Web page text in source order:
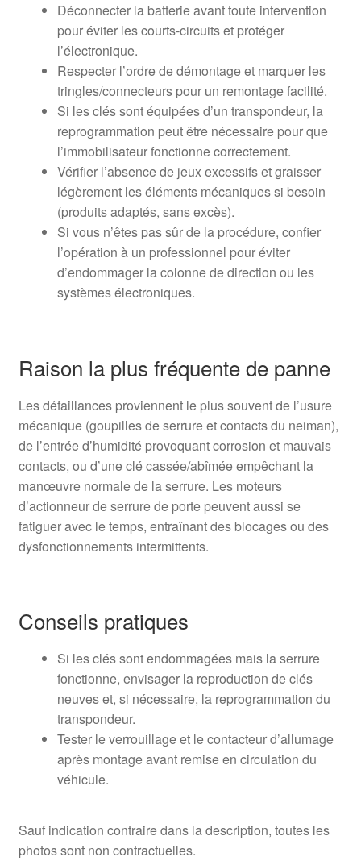
Déconnecter la batterie avant toute intervention
pour éviter les courts‑circuits et protéger
l’électronique.
Respecter l’ordre de démontage et marquer les
tringles/connecteurs pour un remontage facilité.
Si les clés sont équipées d’un transpondeur, la
reprogrammation peut être nécessaire pour que
l’immobilisateur fonctionne correctement.
Vérifier l’absence de jeux excessifs et graisser
légèrement les éléments mécaniques si besoin
(produits adaptés, sans excès).
Si vous n’êtes pas sûr de la procédure, confier
l’opération à un professionnel pour éviter
d’endommager la colonne de direction ou les
systèmes électroniques.
Raison la plus fréquente de panne
Les défaillances proviennent le plus souvent de l’usure
mécanique (goupilles de serrure et contacts du neiman),
de l’entrée d’humidité provoquant corrosion et mauvais
contacts, ou d’une clé cassée/abîmée empêchant la
manœuvre normale de la serrure. Les moteurs
d’actionneur de serrure de porte peuvent aussi se
fatiguer avec le temps, entraînant des blocages ou des
dysfonctionnements intermittents.
Conseils pratiques
Si les clés sont endommagées mais la serrure
fonctionne, envisager la reproduction de clés
neuves et, si nécessaire, la reprogrammation du
transpondeur.
Tester le verrouillage et le contacteur d’allumage
après montage avant remise en circulation du
véhicule.
Sauf indication contraire dans la description, toutes les
photos sont non contractuelles.